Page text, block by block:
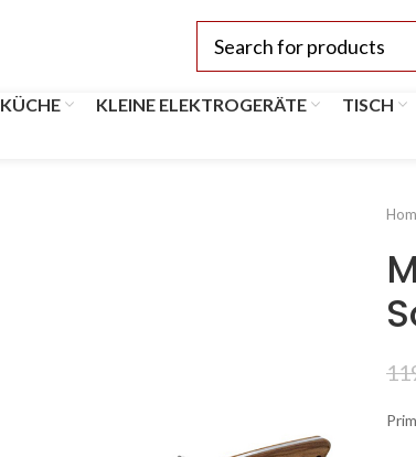
KÜCHE KLEINE ELEKTROGERÄTE TISCH